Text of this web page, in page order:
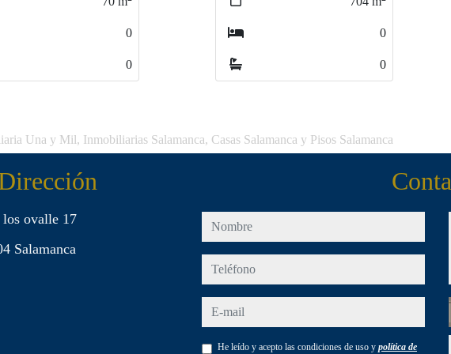
Una y Mil, Inmobiliarias Salamanca, Casas Salamanca y Pisos Salamanca
los ovalle 17
Salamanca
nombre
teléfono
e-mail
He leído y acepto las condiciones de uso y política de